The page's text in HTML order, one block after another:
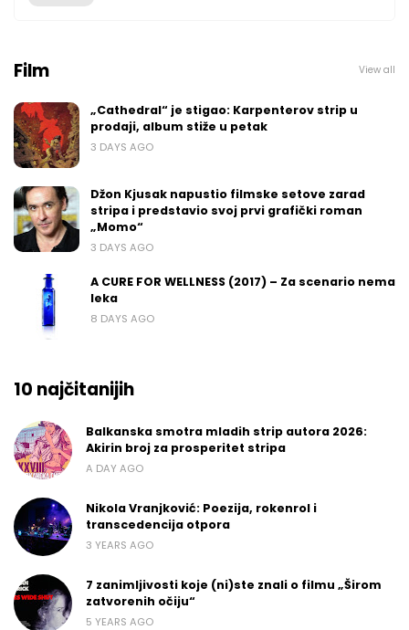
Film View all
„Cathedral“ je stigao: Karpenterov strip u
prodaji, album stiže u petak
3 DAYS AGO
Džon Kjusak napustio filmske setove zarad
stripa i predstavio svoj prvi grafički roman
„Momo“
3 DAYS AGO
A CURE FOR WELLNESS (2017) – Za scenario nema
leka
8 DAYS AGO
10 najčitanijih
Balkanska smotra mladih strip autora 2026:
Akirin broj za prosperitet stripa
A DAY AGO
Nikola Vranjković: Poezija, rokenrol i
transcedencija otpora
3 YEARS AGO
7 zanimljivosti koje (ni)ste znali o filmu „Širom
zatvorenih očiju“
5 YEARS AGO